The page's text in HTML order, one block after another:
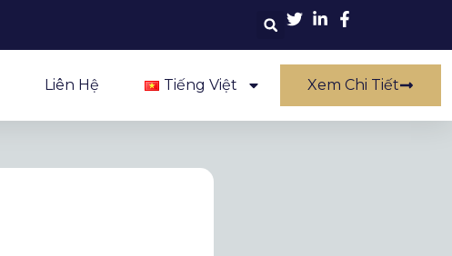
Liên Hệ Tiếng Việt Xem Chi Tiết